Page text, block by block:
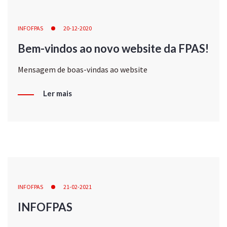
INFOFPAS 20-12-2020
Bem-vindos ao novo website da FPAS!
Mensagem de boas-vindas ao website
Ler mais
INFOFPAS 21-02-2021
INFOFPAS